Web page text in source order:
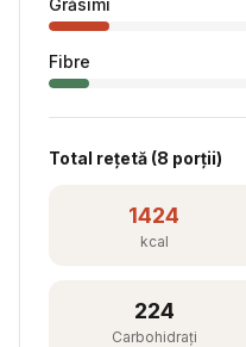
Grăsimi
Fibre
Total rețetă (8 porții)
1424
kcal
224
Carbohidrați